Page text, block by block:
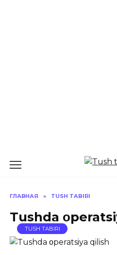
ГЛАВНАЯ » TUSH TABIRI
Tushda
TUSH TABIRI